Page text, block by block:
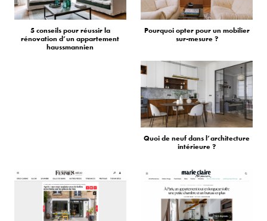
5 conseils pour réussir la
rénovation d’un appartement
haussmannien
Pourquoi opter pour un mobilier
sur-mesure ?
Quoi de neuf dans l’architecture
intérieure ?